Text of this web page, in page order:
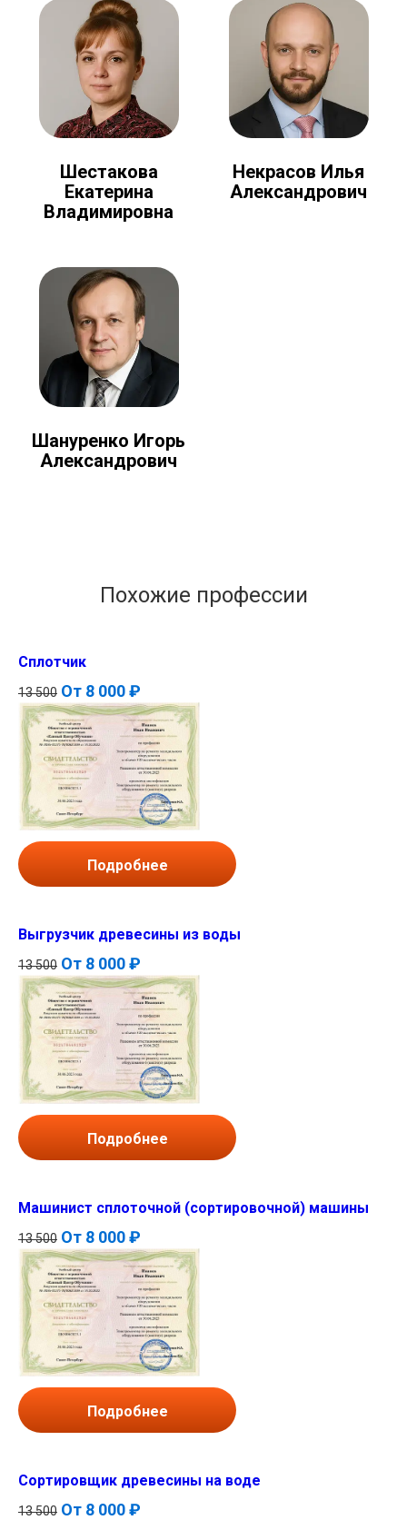
Шестакова
Екатерина
Владимировна
Некрасов Илья
Александрович
Шануренко Игорь
Александрович
Похожие профессии
Сплотчик
13 500 От 8 000 ₽
Подробнее
Выгрузчик древесины из воды
13 500 От 8 000 ₽
Подробнее
Машинист сплоточной (сортировочной) машины
13 500 От 8 000 ₽
Подробнее
Сортировщик древесины на воде
13 500 От 8 000 ₽